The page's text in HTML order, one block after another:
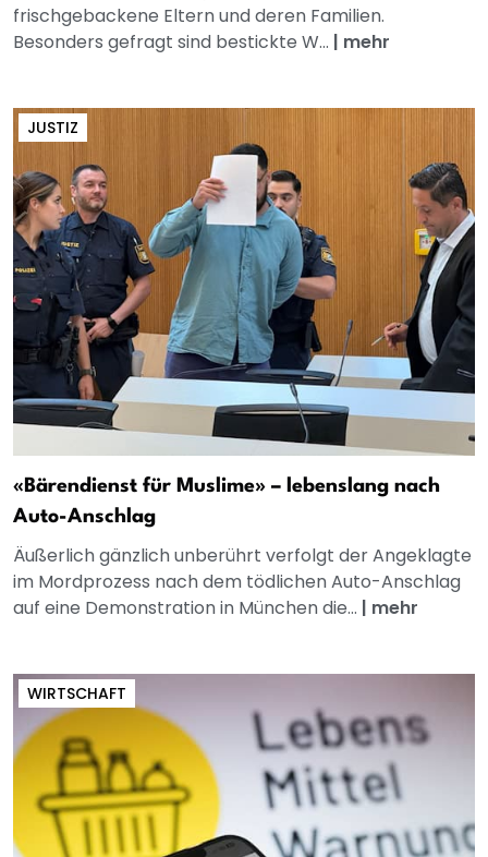
frischgebackene Eltern und deren Familien.
Besonders gefragt sind bestickte W... | mehr
JUSTIZ
«Bärendienst für Muslime» – lebenslang nach
Auto-Anschlag
Äußerlich gänzlich unberührt verfolgt der Angeklagte
im Mordprozess nach dem tödlichen Auto-Anschlag
auf eine Demonstration in München die... | mehr
WIRTSCHAFT